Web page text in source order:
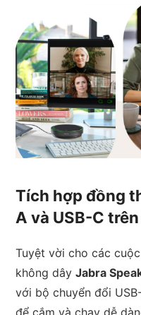
Tích hợp đồng
A và USB-C
Tuyệt vời cho các
không dâyJabra
với bộ chuyển đổi